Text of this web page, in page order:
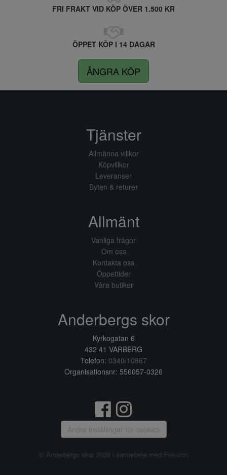
FRI FRAKT VID KÖP ÖVER 1.500 KR
ÖPPET KÖP I 14 DAGAR
ÅNGRA KÖP
Tjänster
Allmänna villkor
Köpvillkor
Leveranser
Byten & returer
Allmänt
Vanliga frågor
Om oss
Kontakta oss
Öppettider
Våra butiker
Anderbergs skor
Kyrkogatan 6
432 41 VARBERG
Telefon: 0340/10867
Organisationsnr: 556057-0326
Ändra inställingar för cookies
© Anderbergs skor 2026 i samarbete med Flexicon